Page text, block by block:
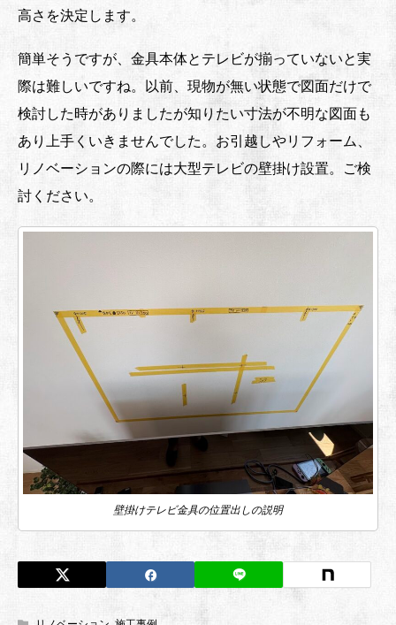
高さを決定します。
簡単そうですが、金具本体とテレビが揃っていないと実
際は難しいですね。以前、現物が無い状態で図面だけで
検討した時がありましたが知りたい寸法が不明な図面も
あり上手くいきませんでした。お引越しやリフォーム、
リノベーションの際には大型テレビの壁掛け設置。ご検
討ください。
壁掛けテレビ金具の位置出しの説明